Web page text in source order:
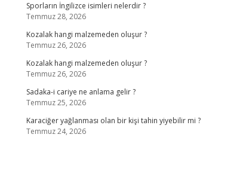
Sporların İngilizce isimleri nelerdir ?
Temmuz 28, 2026
Kozalak hangi malzemeden oluşur ?
Temmuz 26, 2026
Kozalak hangi malzemeden oluşur ?
Temmuz 26, 2026
Sadaka-i cariye ne anlama gelir ?
Temmuz 25, 2026
Karaciğer yağlanması olan bir kişi tahin yiyebilir mi ?
Temmuz 24, 2026